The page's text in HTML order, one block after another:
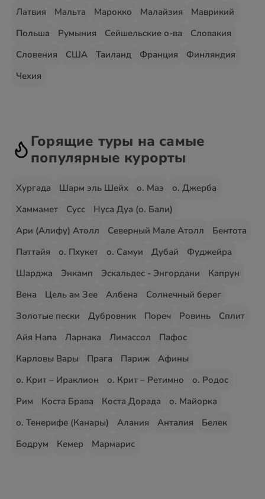
Латвия
Мальта Марокко Малайзия
Маврикий
Польша
Румыния Сейшельские о-ва
Словакия
Словения
США Таиланд Франция
Финляндия
Чехия
Горящие туры на самые
популярные курорты
Хургада Шарм эль Шейх о. Маэ
о. Джерба
Хаммамет
Сусс
Нуса Дуа (о. Бали)
Ари (Алифу) Атолл
Северный Мале Атолл
Бентота
Паттайя
о. Пхукет о. Самуи Дубай
Фуджейра
Шарджа
Энкамп Эскальдес - Энгордани
Капрун
Вена
Цель ам Зее Албена
Солнечный берег
Золотые пески
Дубровник Пореч Ровинь
Сплит
Айя Напа
Ларнака Лимассол
Пафос
Карловы Вары
Прага Париж
Афины
о. Крит – Ираклион
о. Крит – Ретимно
о. Родос
Рим
Коста Брава Коста Дорада
о. Майорка
о. Тенерифе (Канары)
Алания Анталия
Белек
Бодрум
Кемер Мармарис